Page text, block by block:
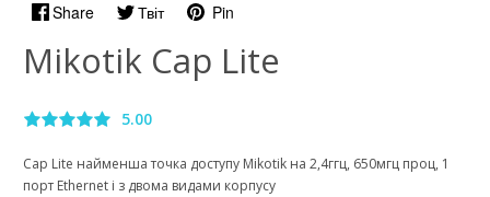
Share Твіт Pin
Mikotik Cap Lite
5.00
Cap Lite найменша точка доступу Mikotik на 2,4ггц, 650мгц проц, 1
порт Ethernet і з двома видами корпусу